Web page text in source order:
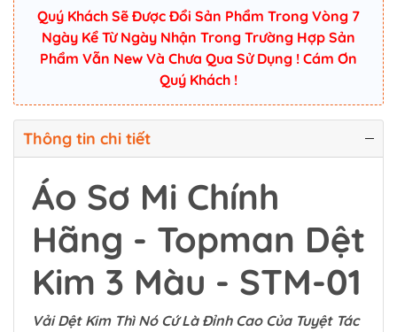
Quý Khách Sẽ Được Đổi Sản Phẩm Trong Vòng 7
Ngày Kể Từ Ngày Nhận Trong Trường Hợp Sản
Phẩm Vẫn New Và Chưa Qua Sử Dụng ! Cám Ơn
Quý Khách !
Thông tin chi tiết
Áo Sơ Mi Chính
Hãng - Topman Dệt
Kim 3 Màu - STM-01
Vải Dệt Kim Thì Nó Cứ Là Đỉnh Cao Của Tuyệt Tác